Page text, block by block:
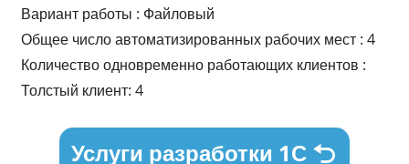
Вариант работы : Файловый
Общее число автоматизированных рабочих мест : 4
Количество одновременно работающих клиентов :
Толстый клиент: 4
Услуги разработки 1С